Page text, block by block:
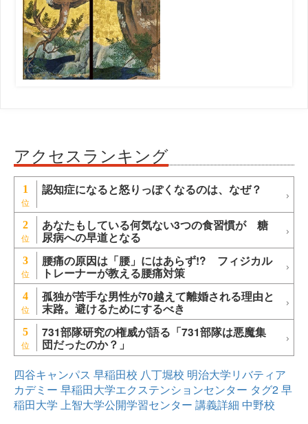
アクセスランキング
1 認知症になると怒りっぽくなるのは、なぜ？
2 あなたもしている何気ない3つの食習慣が 糖
尿病への早道となる
3 腰痛の原因は「腰」にはあらず!? フィジカル
トレーナーが教える腰痛対策
4 孤独が苦手な男性が70越えて離婚される理由と
末路。避けるためにするべき
5 731部隊研究の権威が語る「731部隊は悪魔集
団だったのか？」
四谷キャンパス 早稲田校 八丁堀校 明治大学リバティア
カデミー 早稲田大学エクステンションセンター タグ2早
稲田大学 上智大学公開学習センター 講義詳細 中野校